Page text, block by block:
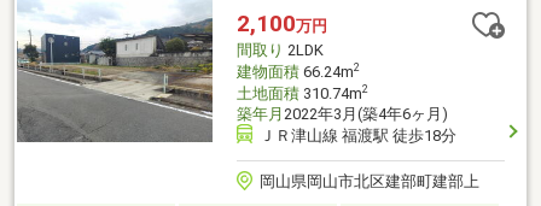
「八鍵不動産」は、お客様に寄りそってお客様のペースで不動産
取引のご提案を行っている不動産会社です。些細なことでも構い
ません、お気軽にご相談ください。
2,100万円
間取り 2LDK
建物面積66.24m2
土地面積310.74m2
築年月 2022年3月(築4年6ヶ月)
ＪＲ津山線 福渡駅 徒歩18分
岡山県岡山市北区建部町建部上